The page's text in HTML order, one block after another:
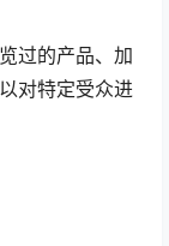
过的产品、加
对特定受众进